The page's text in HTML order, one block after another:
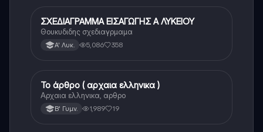
Αρχαία Ελληνικά
ΣΧΕΔΙΑΓΡΑΜΜΑ ΕΙΣΑΓΩΓΗΣ Α ΛΥΚΕΙΟΥ
Θουκυδιδης σχεδιαγρμαμα
Α' Λυκ. 5,086 358
Αρχαία Ελληνικά
Το άρθρο ( αρχαια ελληνικα )
Αρχαια ελληνικα, αρθρο
Β' Γυμν. 1,989 19